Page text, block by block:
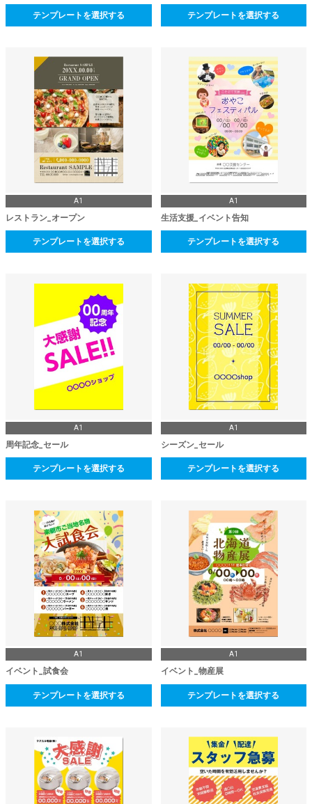
テンプレートを選択する テンプレートを選択する
A1
レストラン_オープン
テンプレートを選択する
A1
生活支援_イベント告知
テンプレートを選択する
A1
周年記念_セール
テンプレートを選択する
A1
シーズン_セール
テンプレートを選択する
A1
イベント_試食会
テンプレートを選択する
A1
イベント_物産展
テンプレートを選択する